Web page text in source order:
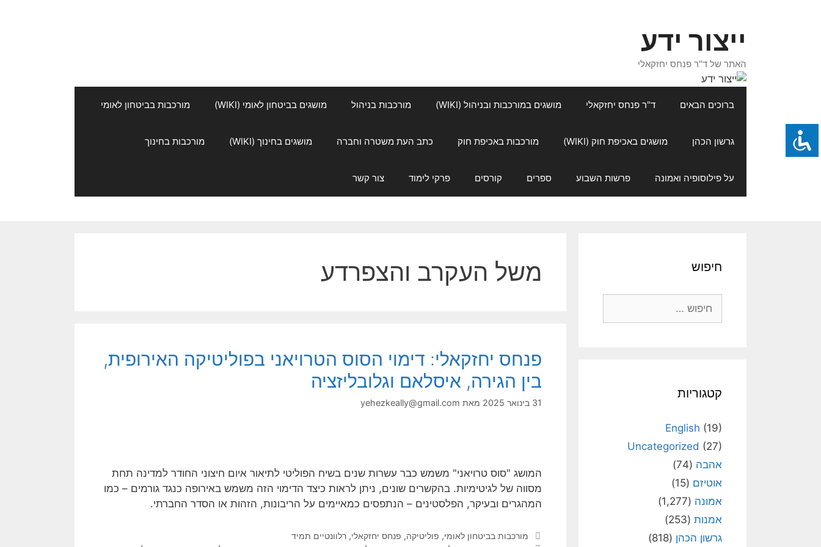
ייצור ידע
האתר של ד"ר פנחס יחזקאלי
ברוכים הבאים ד"ר פנחס יחזקאלי מושגים במורכבות ובניהול (WIKI) מורכבות בניהול מושגים בביטחון לאומי (WIKI) מורכבות בביטחון לאומי
גרשון הכהן מושגים באכיפת חוק (WIKI) מורכבות באכיפת חוק כתב העת משטרה וחברה מושגים בחינוך (WIKI) מורכבות בחינוך
על פילוסופיה ואמונה פרשות השבוע ספרים קורסים פרקי לימוד צור קשר
משל העקרב והצפרדע
פנחס יחזקאלי: דימוי הסוס הטרויאני בפוליטיקה האירופית,
בין הגירה, איסלאם וגלובליזציה
31 בינואר 2025 מאת yehezkeally@gmail.com
המושג "סוס טרויאני" משמש כבר עשרות שנים בשיח הפוליטי לתיאור איום חיצוני החודר למדינה תחת
מסווה של לגיטימיות. בהקשרים שונים, ניתן לראות כיצד הדימוי הזה משמש באירופה כנגד גורמים – כמו
המהגרים ובעיקר, הפלסטינים – הנתפסים כמאיימים על הריבונות, הזהות או הסדר החברתי.
קטגוריות
מורכבות בביטחון לאומי, פוליטיקה, פנחס יחזקאלי, רלוונטיים תמיד
חיפוש
קטגוריות
English (19)
Uncategorized (27)
אהבה (74)
אוטיזם (15)
אמונה (1,277)
אמנות (253)
גרשון הכהן (818)